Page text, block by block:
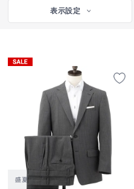
表示設定